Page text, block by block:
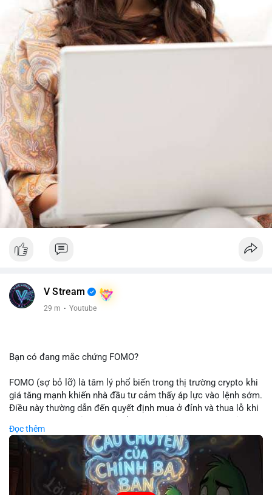
V Stream
29 m · Youtube
Bạn có đang mắc chứng FOMO?
FOMO (sợ bỏ lỡ) là tâm lý phổ biến trong thị trường crypto khi
giá tăng mạnh khiến nhà đầu tư cảm thấy áp lực vào lệnh sớm.
Điều này thường dẫn đến quyết định mua ở đỉnh và thua lỗ khi
chiến lược đầu tư rõ ràng.
🎥 Xem video trực tiếp tại:
Nguồn: Cú Thông Thái
Đọc thêm